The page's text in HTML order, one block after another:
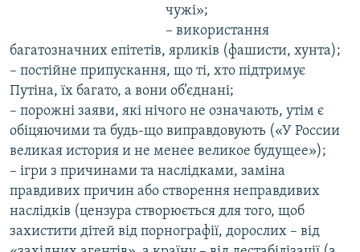
чужі»;
– використання
багатозначних епітетів, ярликів (фашисти, хунта);
– постійне припускання, що ті, хто підтримує
Путіна, їх багато, а вони об’єднані;
– порожні заяви, які нічого не означають, утім є
обіцяючими та будь-що виправдовують («У России
великая история и не менее великое будущее»);
– ігри з причинами та наслідками, заміна
правдивих причин або створення неправдивих
наслідків (цензура створюється для того, щоб
захистити дітей від порнографії, дорослих – від